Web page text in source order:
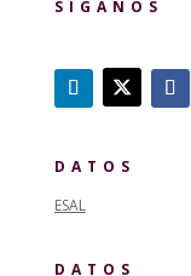
SÍGANOS
DATOS
ESAL
DATOS